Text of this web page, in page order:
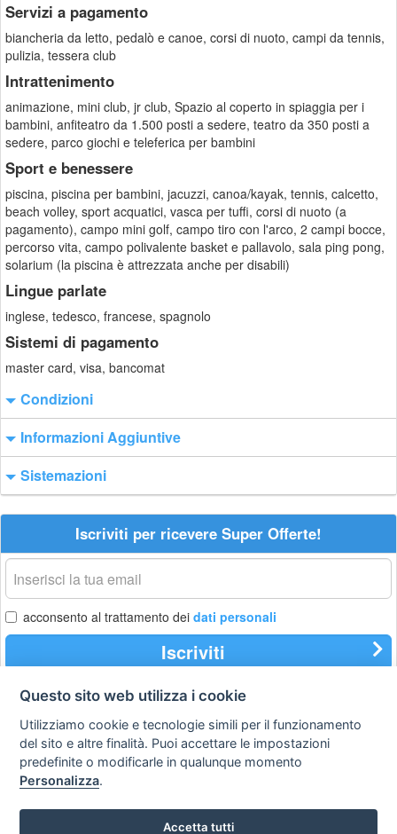
Servizi a pagamento
biancheria da letto, pedalò e canoe, corsi di nuoto, campi da tennis,
pulizia, tessera club
Intrattenimento
animazione, mini club, jr club, Spazio al coperto in spiaggia per i
bambini, anfiteatro da 1.500 posti a sedere, teatro da 350 posti a
sedere, parco giochi e teleferica per bambini
Sport e benessere
piscina, piscina per bambini, jacuzzi, canoa/kayak, tennis, calcetto,
beach volley, sport acquatici, vasca per tuffi, corsi di nuoto (a
pagamento), campo mini golf, campo tiro con l'arco, 2 campi bocce,
percorso vita, campo polivalente basket e pallavolo, sala ping pong,
solarium (la piscina è attrezzata anche per disabili)
Lingue parlate
inglese, tedesco, francese, spagnolo
Sistemi di pagamento
master card, visa, bancomat
Condizioni
Informazioni Aggiuntive
Sistemazioni
Iscriviti per ricevere Super Offerte!
La
tua
email
acconsento al trattamento dei dati personali
Iscriviti
Privacy
policy
Avviso
legale
Scrivici
Copyright © 2008
Questo sito web utilizza i cookie
Utilizziamo cookie e tecnologie simili per il funzionamento
del sito e altre finalità. Puoi accettare le impostazioni
predefinite o modificarle in qualunque momento
Personalizza.
Accetta tutti